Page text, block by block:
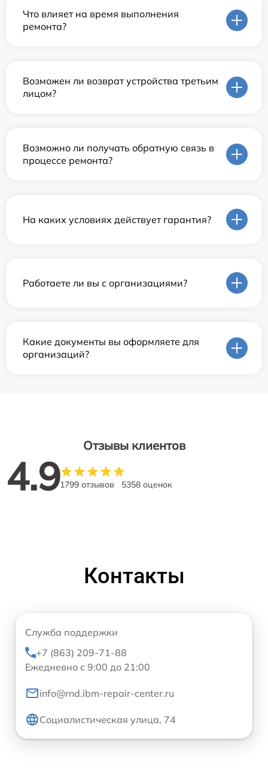
Что влияет на время выполнения
ремонта?
Возможен ли возврат устройства третьим
лицом?
Возможно ли получать обратную связь в
процессе ремонта?
На каких условиях действует гарантия?
Работаете ли вы с организациями?
Какие документы вы оформляете для
организаций?
Отзывы клиентов
4.91799 отзывов 5358 оценок
Контакты
Служба поддержки
+7 (863) 209-71-88
Ежедневно с 9:00 до 21:00
info@rnd.ibm-repair-center.ru
Социалистическая улица, 74